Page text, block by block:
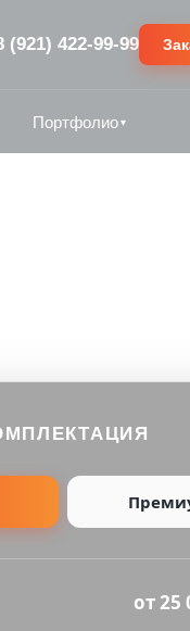
(921) 422-99-99
Портфолио▾
от 25